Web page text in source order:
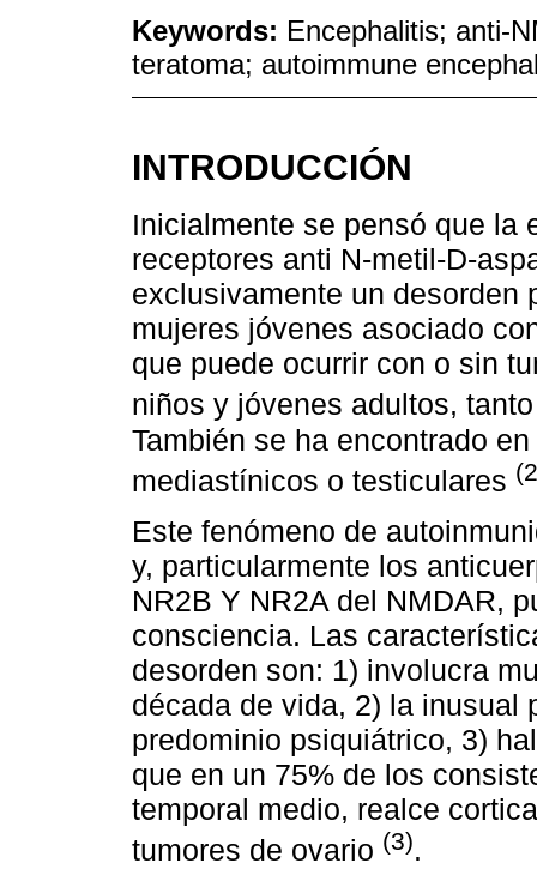
Keywords: Encephalitis; anti-
teratoma; autoimmune
INTRODUCCIÓN
Inicialmente se pensó que la
receptores anti N-metil-D-
exclusivamente un desorden
mujeres jóvenes asociado
que puede ocurrir con o sin
niños y jóvenes adultos,
También se ha encontrado
mediastínicos o testiculares
Este fenómeno de
y, particularmente los
NR2B Y NR2A del NMDAR,
consciencia. Las
desorden son: 1) involucra
década de vida, 2) la inusual
predominio psiquiátrico, 3)
que en un 75% de los
temporal medio, realce
tumores de ovario (3).